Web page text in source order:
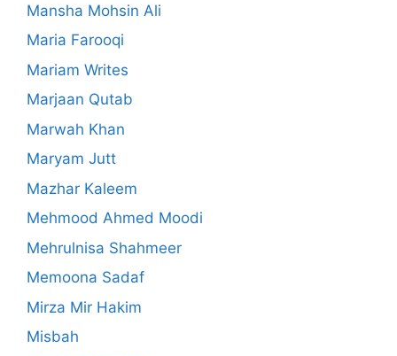
Mansha Mohsin Ali
Maria Farooqi
Mariam Writes
Marjaan Qutab
Marwah Khan
Maryam Jutt
Mazhar Kaleem
Mehmood Ahmed Moodi
Mehrulnisa Shahmeer
Memoona Sadaf
Mirza Mir Hakim
Misbah